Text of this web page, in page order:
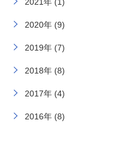
2020年 (9)
2019年 (7)
2018年 (8)
2017年 (4)
2016年 (8)